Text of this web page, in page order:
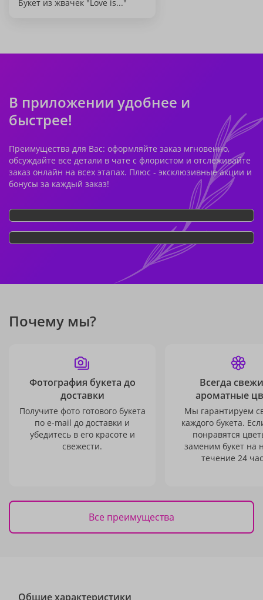
Букет из жвачек "Love is..."
В приложении удобнее и
быстрее!
Преимущества для Вас: оформляйте заказ мгновенно,
обсуждайте все детали в чате с флористом и отслеживайте
заказ онлайн на всех этапах. Плюс - эксклюзивные акции и
бонусы за каждый заказ!
Почему мы?
Фотография букета до
доставки
Получите фото готового букета
по e-mail до доставки и
убедитесь в его красоте и
свежести.
Всегда
ароматные
Мы гарантируем
каждого букета.
понравятся
заменим букет на
течение 24
Все преимущества
Общие характеристики